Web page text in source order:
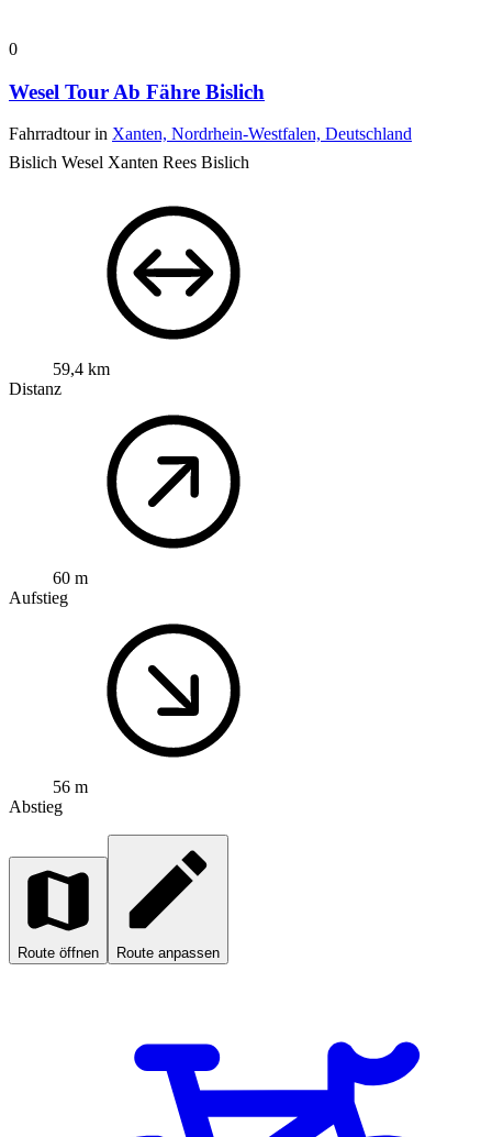
0
Wesel Tour Ab Fähre Bislich
Fahrradtour in Xanten, Nordrhein-Westfalen, Deutschland
Bislich Wesel Xanten Rees Bislich
59,4 km
Distanz
60 m
Aufstieg
56 m
Abstieg
Route öffnen Route anpassen